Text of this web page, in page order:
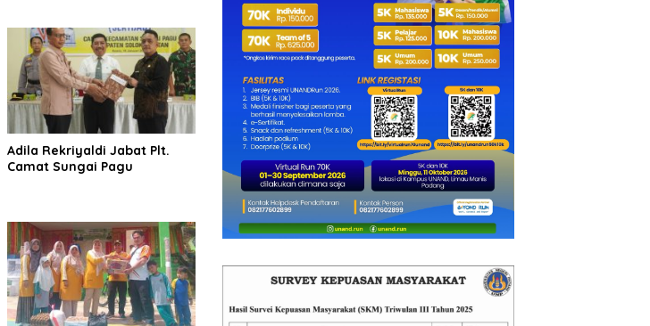
Adila Rekriyaldi Jabat Plt.
Camat Sungai Pagu